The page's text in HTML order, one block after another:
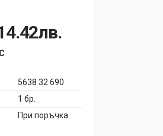
5638 32 690
1 бр.
При поръчка